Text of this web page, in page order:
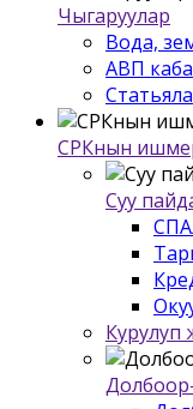
Чыгаруулар
Вода,
АВП
СРКнын
Суу
Курулуп